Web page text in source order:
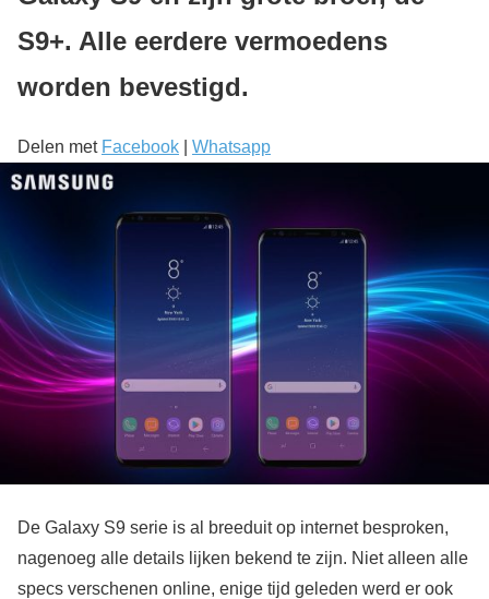
S9+. Alle eerdere vermoedens
worden bevestigd.
Delen met Facebook Whatsapp
De Galaxy S9 serie is al breeduit op internet besproken,
nagenoeg alle details lijken bekend te zijn. Niet alleen alle
specs verschenen online, enige tijd geleden werd er ook